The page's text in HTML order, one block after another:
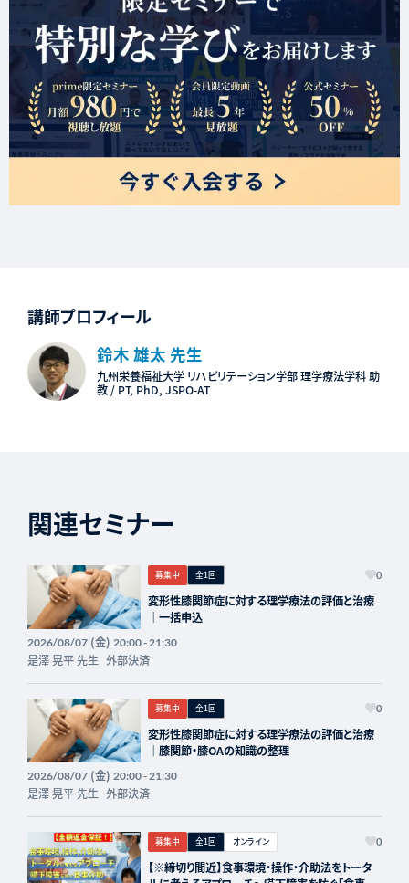
講師プロフィール
鈴木 雄太 先生
九州栄養福祉大学 リハビリテーション学部 理学療法学科 助
教 / PT, PhD, JSPO-AT
関連セミナー
募集中 全1回 0
変形性膝関節症に対する理学療法の評価と治療
｜一括申込
2026/08/07(金) 20:00 - 21:30
是澤 晃平 先生 外部決済
募集中 全1回 0
変形性膝関節症に対する理学療法の評価と治療
｜膝関節・膝OAの知識の整理
2026/08/07(金) 20:00 - 21:30
是澤 晃平 先生 外部決済
募集中 全1回 オンライン 0
【※締切り間近】食事環境・操作・介助法をトータ